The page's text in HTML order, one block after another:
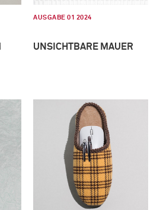
AUSGABE 01 2024
UNSICHTBARE MAUER